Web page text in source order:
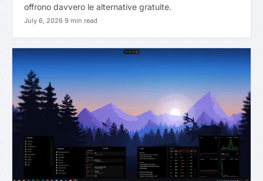
offrono davvero le alternative gratuite.
July 6, 2026·9 min read